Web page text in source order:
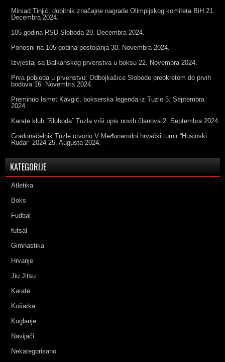
Mirsad Tinjić, dobitnik značajne nagrade Olimpijskog komiteta BiH 21.
Decembra 2024.
105 godina RSD Sloboda 20. Decembra 2024.
Ponosni na 105 godina postojanja 30. Novembra 2024.
Izvjestaj sa Balkanskog prvenstva u boksu 22. Novembra 2024.
Prva pobjeda u prvenstvu: Odbojkašice Slobode preokretom do prvih
bodova 16. Novembra 2024.
Preminuo Ismet Kavgić, bokserska legenda iz Tuzle 5. Septembra
2024.
Karate klub ˝Sloboda˝ Tuzla vrši upis novih članova 2. Septembra 2024.
Gradonačelnik Tuzle otvorio V Međunarodni hrvački turnir “Husinski
Rudar” 2024 25. Augusta 2024.
KATEGORIJE
Atletika
Boks
Fudbal
futsal
Gimnastika
Hrvanje
Jiu Jitsu
Karate
Košarka
Kuglanje
Navijači
Nekategorisano